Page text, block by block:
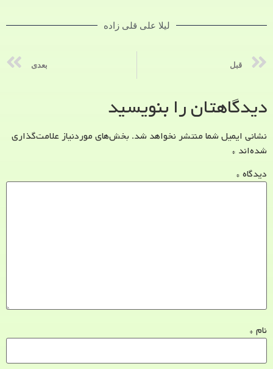
لیلا علی قلی زاده
قبل بعدی
دیدگاهتان را بنویسید
نشانی ایمیل شما منتشر نخواهد شد. بخش‌های موردنیاز علامت‌گذاری
شده‌اند *
دیدگاه *
نام *